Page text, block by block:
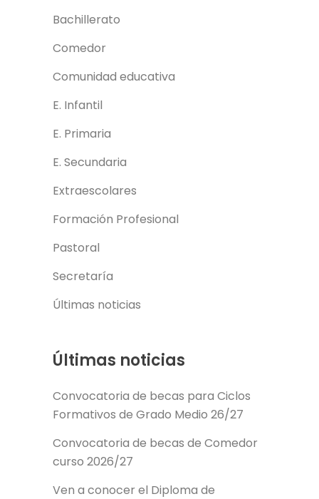
Bachillerato
Comedor
Comunidad educativa
E. Infantil
E. Primaria
E. Secundaria
Extraescolares
Formación Profesional
Pastoral
Secretaría
Últimas noticias
Últimas noticias
Convocatoria de becas para Ciclos
Formativos de Grado Medio 26/27
Convocatoria de becas de Comedor
curso 2026/27
Ven a conocer el Diploma de